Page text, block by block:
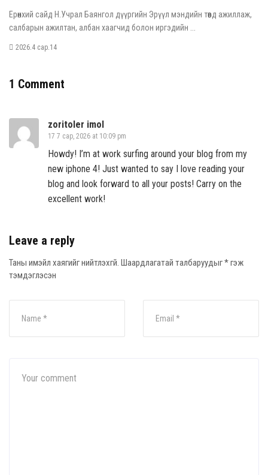
Ерөнхий сайд Н.Учрал Баянгол дүүргийн Эрүүл мэндийн төвд ажиллаж,
салбарын ажилтан, албан хаагчид болон иргэдийн ...
2026.4 сар.14
1 Comment
zoritoler imol
17 7 сар, 2026 at 10:09 pm
Howdy! I’m at work surfing around your blog from my
new iphone 4! Just wanted to say I love reading your
blog and look forward to all your posts! Carry on the
excellent work!
Leave a reply
Таны имэйл хаягийг нийтлэхгүй. Шаардлагатай талбаруудыг*гэж
тэмдэглэсэн